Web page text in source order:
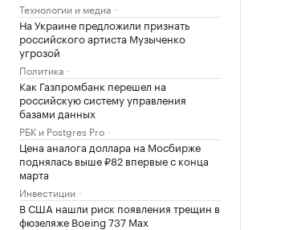
Технологии и медиа
На Украине предложили признать
российского артиста Музыченко
угрозой
Политика
Как Газпромбанк перешел на
российскую систему управления
базами данных
РБК и Postgres Pro
Цена аналога доллара на Мосбирже
поднялась выше ₽82 впервые с конца
марта
Инвестиции
В США нашли риск появления трещин в
фюзеляже Boeing 737 Max